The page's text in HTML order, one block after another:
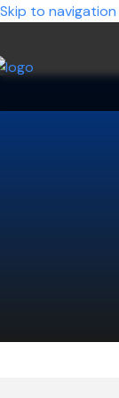
Skip to navigation